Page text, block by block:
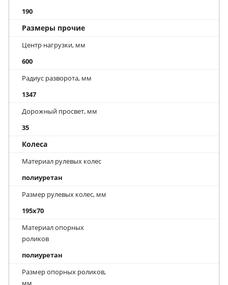
190
Размеры прочие
Центр нагрузки, мм
600
Радиус разворота, мм
1347
Дорожный просвет, мм
35
Колеса
Материал рулевых колес
полиуретан
Размер рулевых колес, мм
195x70
Материал опорных
роликов
полиуретан
Размер опорных роликов,
мм